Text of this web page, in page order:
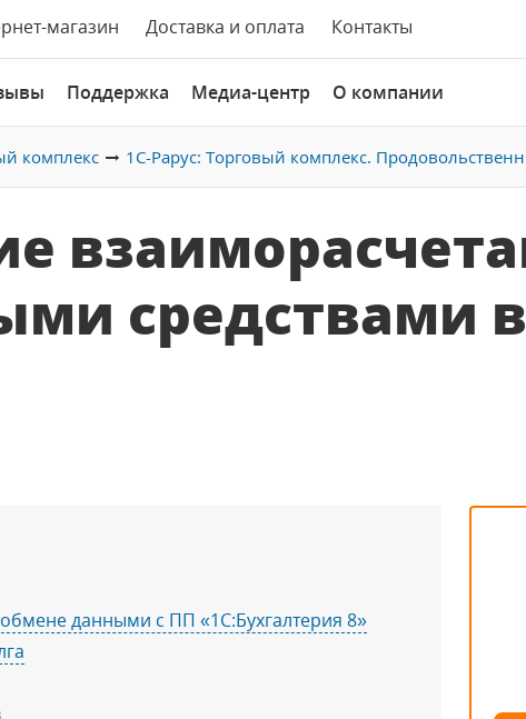
магазин Доставка и оплата Контакты
Поддержка Медиа-центр О компании
комплекс 1С-Рарус: Торговый комплекс.
средствами
данными с ПП «1С:Бухгалтерия 8»